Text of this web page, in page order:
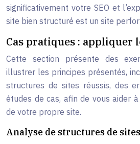
significativement votre SEO et
site bien structuré est un site
Cas pratiques : appliquer
Cette section présente des
illustrer les principes présentés,
structures de sites réussis, des
études de cas, afin de vous aider
de votre propre site.
Analyse de structures de